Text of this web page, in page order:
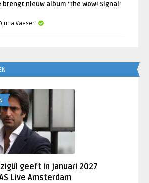
brengt nieuw album ‘The Wow! Signal’
Djuna Vaesen
geeft in januari 2027
Live Amsterdam